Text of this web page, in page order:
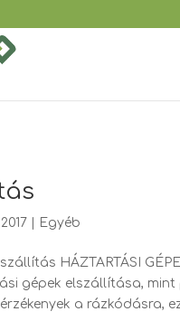
Egyéb
HÁZTARTÁSI
gépek elszállítása, mint
a rázkódásra,